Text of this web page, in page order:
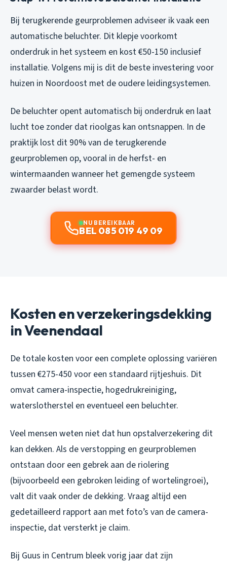
Bij terugkerende geurproblemen adviseer ik vaak een
automatische beluchter. Dit klepje voorkomt
onderdruk in het systeem en kost €50-150 inclusief
installatie. Volgens mij is dit de beste investering voor
huizen in Noordoost met de oudere leidingsystemen.
De beluchter opent automatisch bij onderdruk en laat
lucht toe zonder dat rioolgas kan ontsnappen. In de
praktijk lost dit 90% van de terugkerende
geurproblemen op, vooral in de herfst- en
wintermaanden wanneer het gemengde systeem
zwaarder belast wordt.
NU BEREIKBAAR
BEL 085 019 49 09
Kosten en verzekeringsdekking
in Veenendaal
De totale kosten voor een complete oplossing variëren
tussen €275-450 voor een standaard rijtjeshuis. Dit
omvat camera-inspectie, hogedrukreiniging,
waterslotherstel en eventueel een beluchter.
Veel mensen weten niet dat hun opstalverzekering dit
kan dekken. Als de verstopping en geurproblemen
ontstaan door een gebrek aan de riolering
(bijvoorbeeld een gebroken leiding of wortelingroei),
valt dit vaak onder de dekking. Vraag altijd een
gedetailleerd rapport aan met foto’s van de camera-
inspectie, dat versterkt je claim.
Bij Guus in Centrum bleek vorig jaar dat zijn